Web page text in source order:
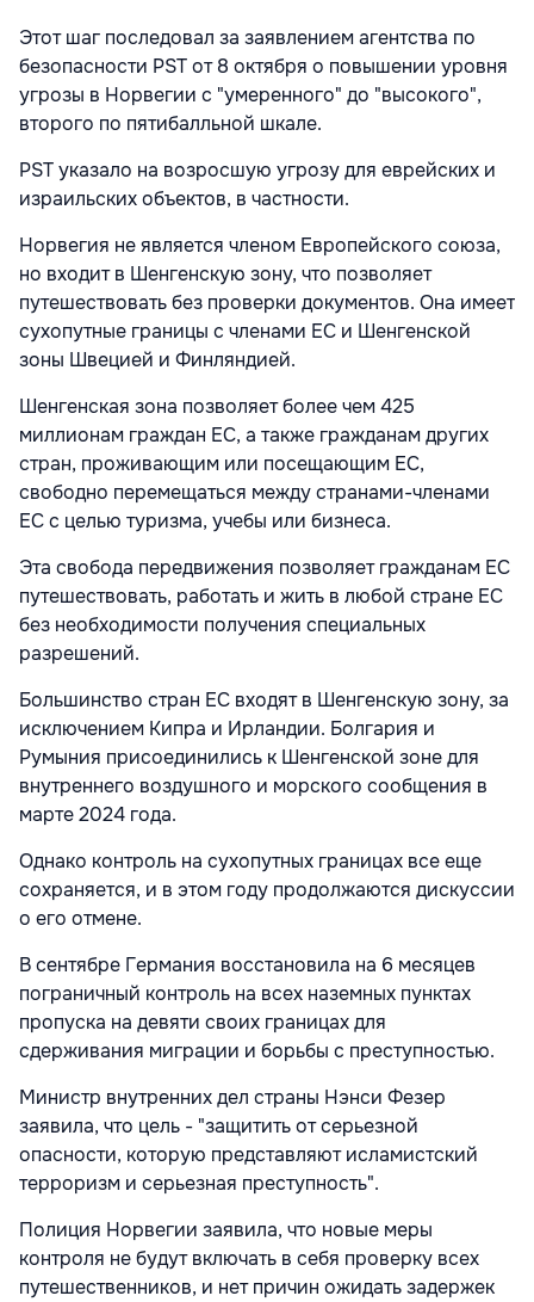
Этот шаг последовал за заявлением агентства по
безопасности PST от 8 октября о повышении уровня
угрозы в Норвегии с "умеренного" до "высокого",
второго по пятибалльной шкале.
PST указало на возросшую угрозу для еврейских и
израильских объектов, в частности.
Норвегия не является членом Европейского союза,
но входит в Шенгенскую зону, что позволяет
путешествовать без проверки документов. Она имеет
сухопутные границы с членами ЕС и Шенгенской
зоны Швецией и Финляндией.
Шенгенская зона позволяет более чем 425
миллионам граждан ЕС, а также гражданам других
стран, проживающим или посещающим ЕС,
свободно перемещаться между странами-членами
ЕС с целью туризма, учебы или бизнеса.
Эта свобода передвижения позволяет гражданам ЕС
путешествовать, работать и жить в любой стране ЕС
без необходимости получения специальных
разрешений.
Большинство стран ЕС входят в Шенгенскую зону, за
исключением Кипра и Ирландии. Болгария и
Румыния присоединились к Шенгенской зоне для
внутреннего воздушного и морского сообщения в
марте 2024 года.
Однако контроль на сухопутных границах все еще
сохраняется, и в этом году продолжаются дискуссии
о его отмене.
В сентябре Германия восстановила на 6 месяцев
пограничный контроль на всех наземных пунктах
пропуска на девяти своих границах для
сдерживания миграции и борьбы с преступностью.
Министр внутренних дел страны Нэнси Фезер
заявила, что цель - "защитить от серьезной
опасности, которую представляют исламистский
терроризм и серьезная преступность".
Полиция Норвегии заявила, что новые меры
контроля не будут включать в себя проверку всех
путешественников, и нет причин ожидать задержек